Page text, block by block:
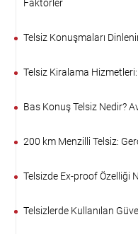
Faktörler
Telsiz Konuşmaları
Telsiz Kiralama
Bas Konuş Telsiz Nedir?
200 km Menzilli Telsiz:
Telsizde Ex-proof Özelliği
Telsizlerde Kullanılan